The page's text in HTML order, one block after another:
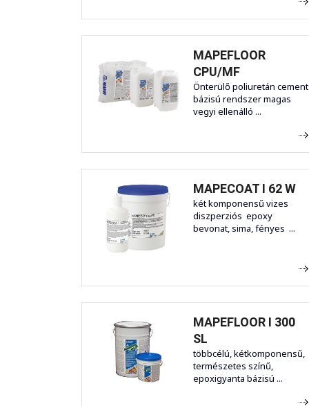
MAPEFLOOR
CPU/MF
Önterülő poliuretán cement
bázisú rendszer magas
vegyi ellenálló ...
MAPECOAT I 62 W
két komponensű vizes
diszperziós epoxy
bevonat, sima, fényes ...
MAPEFLOOR I 300
SL
többcélú, kétkomponensű,
természetes színű,
epoxigyanta bázisú ...